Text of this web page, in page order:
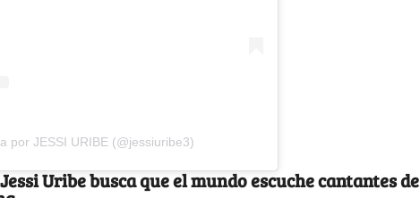
por JESSI URIBE (@jessiuribe3)
Uribe busca que el mundo escuche cantantes de